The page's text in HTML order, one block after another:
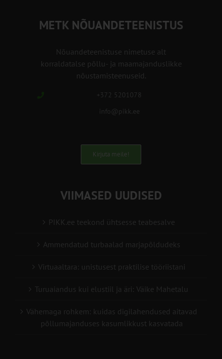
METK NÕUANDETEENISTUS
Nõuandeteenistuse nimetuse alt
korraldatalse põllu- ja maamajanduslikke
nõustamisteenuseid.
+372 5201078
info@pikk.ee
Kirjuta meile!
VIIMASED UUDISED
PIKK.ee teekond ühtsesse teabesalve
Ammendatud turbaalad marjapõldudeks
Virtuaaltara: unistusest praktilise tööriistani
Turuaiandus kui elustiil ja äri: Väike Mahetalu
Vähemaga rohkem: kuidas digilahendused aitavad
põllumajanduses kasumlikkust kasvatada